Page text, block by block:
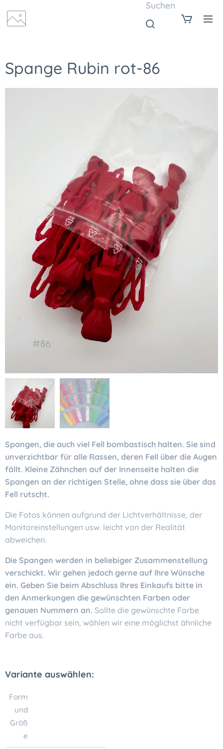
Suchen
Spange Rubin rot-86
Spangen, die auch viel Fell bombastisch halten. Sie sind
unverzichtbar für alle Rassen, deren Fell über die Augen
fällt. Kleine Zähnchen auf der Innenseite halten die
Spangen an der richtigen Stelle, ohne dass sie über das
Fell rutscht.
Die Fotos können aufgrund der Lichtverhältnisse, der
Monitoreinstellungen usw. leicht von der Realität
abweichen.
Die Spangen werden in beliebiger Zusammenstellung
verschickt. Wir gehen jedoch gerne auf Ihre Wünsche
ein. Geben Sie beim Abschluss Ihres Einkaufs bitte in
den Anmerkungen die gewünschten Farben oder
genauen Nummern an. Sollte die gewünschte Farbe
nicht verfügbar sein, wählen wir eine möglichst ähnliche
Farbe aus.
Variante auswählen:
Form
und
Größ
e